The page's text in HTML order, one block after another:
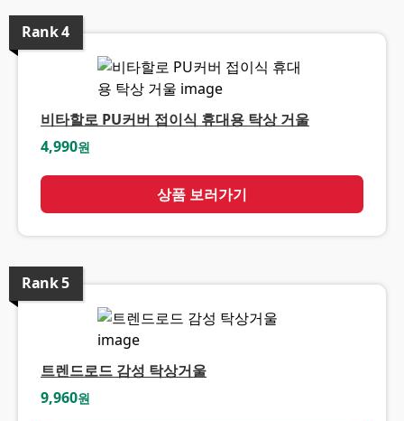
Rank4
비타할로 PU커버 접이식 휴대용 탁상 거울
4,990원
상품 보러가기
Rank5
트렌드로드 감성 탁상거울
9,960원